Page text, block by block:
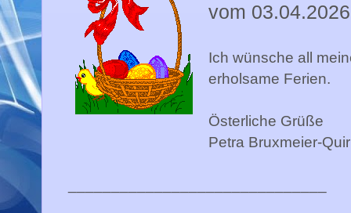
vom
Ich wünsche all
erholsame Ferien.
Österliche Grüße
Petra Bruxmeier-